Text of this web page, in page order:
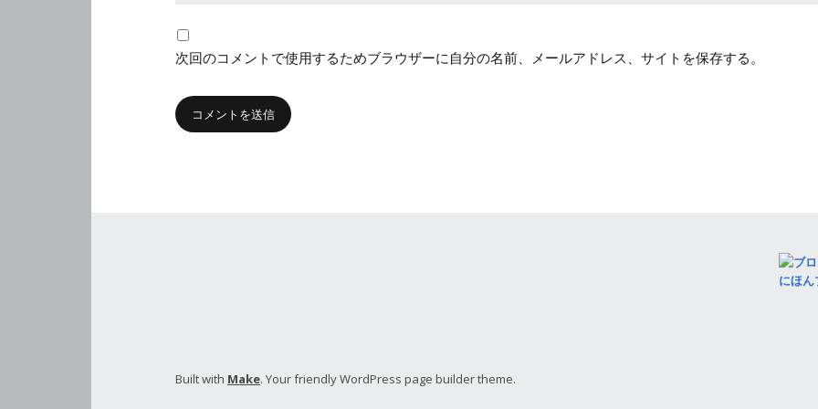
次回のコメントで使用するためブラウザーに自分の名前、メールアドレス、サイトを保存する。
にほ
Built with Make. Your friendly WordPress page builder theme.